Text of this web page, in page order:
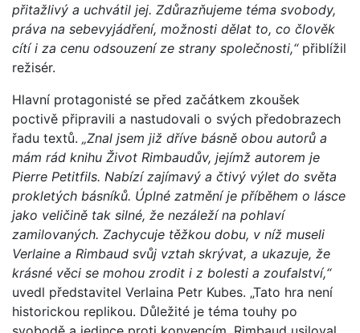
přitažlivý a uchvátil jej. Zdůrazňujeme téma svobody,
práva na sebevyjádření, možnosti dělat to, co člověk
cítí i za cenu odsouzení ze strany společnosti,“přiblížil
režisér.
Hlavní protagonisté se před začátkem zkoušek
poctivě připravili a nastudovali o svých předobrazech
řadu textů. „Znal jsem již dříve básně obou autorů a
mám rád knihu Život Rimbaudův, jejímž autorem je
Pierre Petitfils. Nabízí zajímavý a čtivý výlet do světa
prokletých básníků. Úplné zatmění je příběhem o lásce
jako veličině tak silné, že nezáleží na pohlaví
zamilovaných. Zachycuje těžkou dobu, v níž museli
Verlaine a Rimbaud svůj vztah skrývat, a ukazuje, že
krásné věci se mohou zrodit i z bolesti a zoufalství,“
uvedl představitel Verlaina Petr Kubes. „Tato hra není
historickou replikou. Důležité je téma touhy po